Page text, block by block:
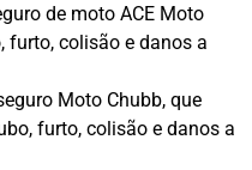
de moto ACE Moto
furto, colisão e danos a
Moto Chubb, que
furto, colisão e danos a